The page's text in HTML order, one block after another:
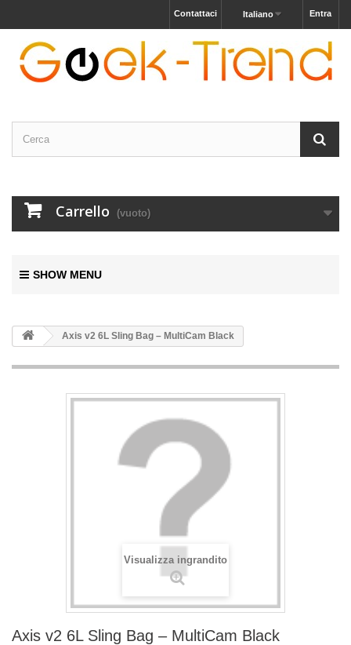
Entra
Italiano
Contattaci
Carrello (vuoto)
SHOW MENU
Axis v2 6L Sling Bag – MultiCam Black
Visualizza ingrandito
Axis v2 6L Sling Bag – MultiCam Black